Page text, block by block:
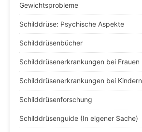
Gewichtsprobleme
Schilddrüse: Psychische Aspekte
Schilddrüsenbücher
Schilddrüsenerkrankungen bei Frauen
Schilddrüsenerkrankungen bei Kindern
Schilddrüsenforschung
Schilddrüsenguide (In eigener Sache)